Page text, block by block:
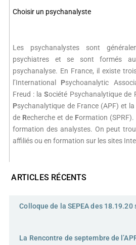
Choisir un psychanalyste
Les psychanalystes sont
psychiatres et se sont formés
psychanalyse. En France, il existe
l’International Psychoanalytic
Freud : laSociété Psychanalytique de
Psychanalytique de France (APF) et
de Recherche et de Formation
formation des analystes. On peut
affiliés ou en formation sur les sites
ARTICLES RÉCENTS
Colloque de la SEPEA des
La Rencontre de septembre de